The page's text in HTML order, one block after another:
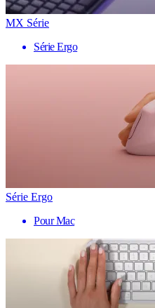
MX Série
Série Ergo
Série Ergo
Pour Mac